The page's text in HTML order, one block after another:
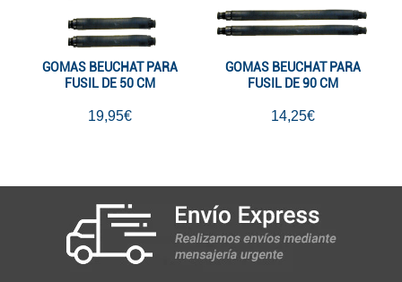
GOMAS BEUCHAT PARA
FUSIL DE 50 CM
19,95€
GOMAS BEUCHAT PARA
FUSIL DE 90 CM
14,25€